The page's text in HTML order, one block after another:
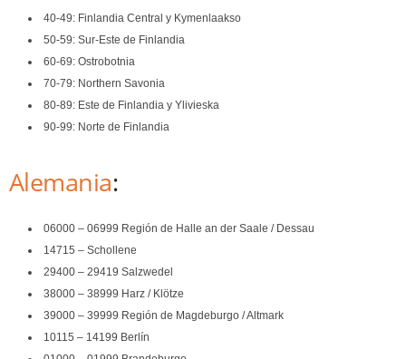
40-49: Finlandia Central y Kymenlaakso
50-59: Sur-Este de Finlandia
60-69: Ostrobotnia
70-79: Northern Savonia
80-89: Este de Finlandia y Ylivieska
90-99: Norte de Finlandia
Alemania:
06000 – 06999 Región de Halle an der Saale / Dessau
14715 – Schollene
29400 – 29419 Salzwedel
38000 – 38999 Harz / Klötze
39000 – 39999 Región de Magdeburgo / Altmark
10115 – 14199 Berlín